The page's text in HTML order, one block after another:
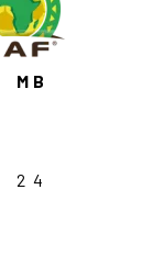
M B
2 4